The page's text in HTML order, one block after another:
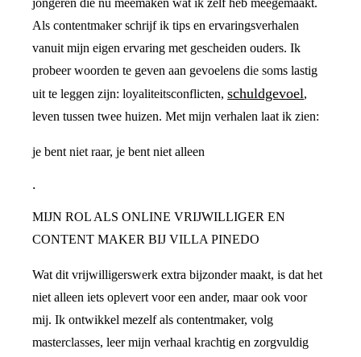
jongeren die nu meemaken wat ik zelf heb meegemaakt.
Als contentmaker schrijf ik tips en ervaringsverhalen
vanuit mijn eigen ervaring met gescheiden ouders. Ik
probeer woorden te geven aan gevoelens die soms lastig
uit te leggen zijn: loyaliteitsconflicten, schuldgevoel,
leven tussen twee huizen. Met mijn verhalen laat ik zien:
je bent niet raar, je bent niet alleen
.
MIJN ROL ALS ONLINE VRIJWILLIGER EN
CONTENT MAKER BIJ VILLA PINEDO
Wat dit vrijwilligerswerk extra bijzonder maakt, is dat het
niet alleen iets oplevert voor een ander, maar ook voor
mij. Ik ontwikkel mezelf als contentmaker, volg
masterclasses, leer mijn verhaal krachtig en zorgvuldig